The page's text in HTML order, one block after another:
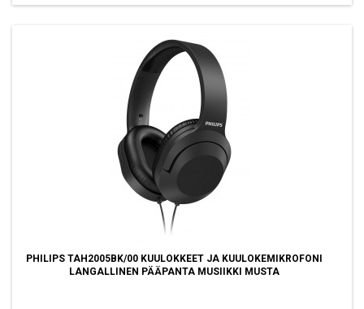
PHILIPS TAH2005BK/00 KUULOKKEET JA KUULOKEMIKROFONI
LANGALLINEN PÄÄPANTA MUSIIKKI MUSTA